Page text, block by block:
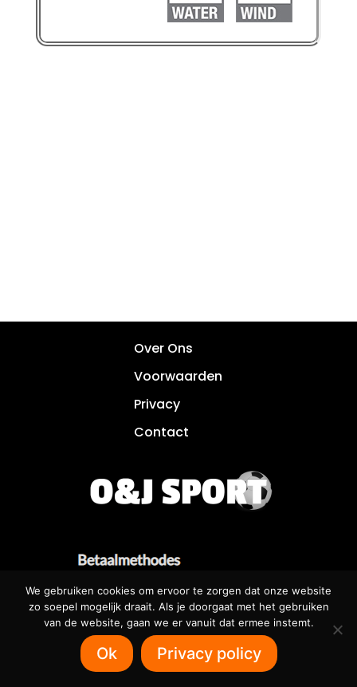
Over Ons
Voorwaarden
Privacy
Contact
Betaalbare websites voor iedereen! 🌐
SOFTRUNNER.NL 🌐
We gebruiken cookies om ervoor te zorgen dat onze website
zo soepel mogelijk draait. Als je doorgaat met het gebruiken
van de website, gaan we er vanuit dat ermee instemt.
Ok Privacy policy